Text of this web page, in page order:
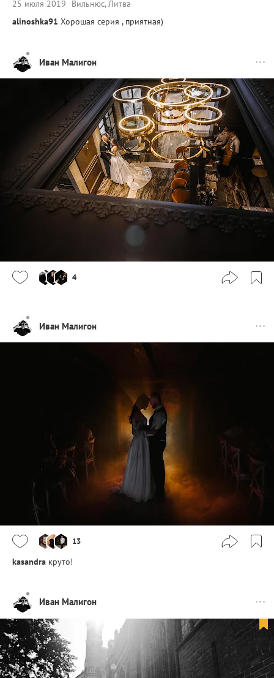
25 июля 2019
Вильнюс, Литва
alinoshka91 Хорошая серия , приятная)
Иван Малигон
4
Иван Малигон
13
kasandra круто!
Иван Малигон